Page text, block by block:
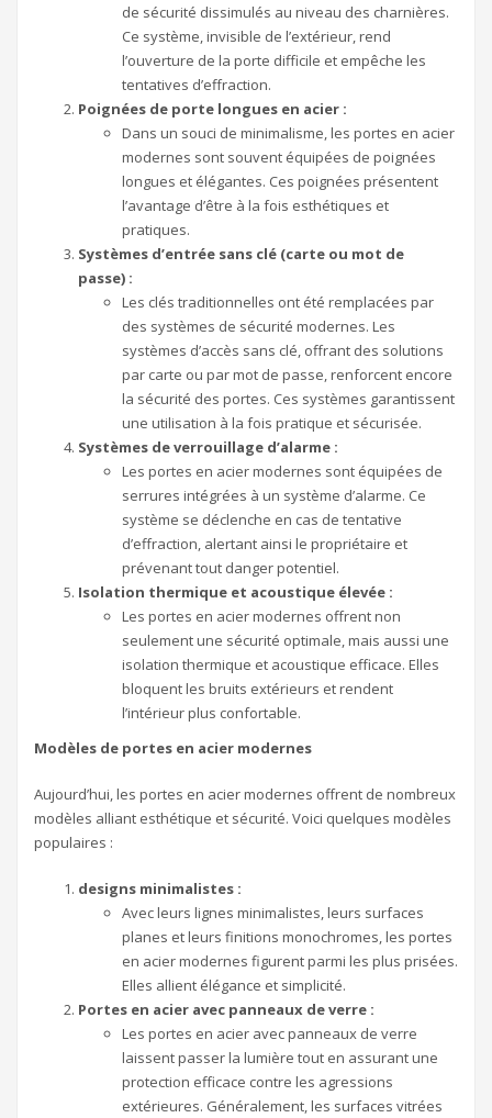
de sécurité dissimulés au niveau des charnières.
Ce système, invisible de l’extérieur, rend
l’ouverture de la porte difficile et empêche les
tentatives d’effraction.
Poignées de porte longues en acier :
Dans un souci de minimalisme, les portes en acier
modernes sont souvent équipées de poignées
longues et élégantes. Ces poignées présentent
l’avantage d’être à la fois esthétiques et
pratiques.
Systèmes d’entrée sans clé (carte ou mot de
passe) :
Les clés traditionnelles ont été remplacées par
des systèmes de sécurité modernes. Les
systèmes d’accès sans clé, offrant des solutions
par carte ou par mot de passe, renforcent encore
la sécurité des portes. Ces systèmes garantissent
une utilisation à la fois pratique et sécurisée.
Systèmes de verrouillage d’alarme :
Les portes en acier modernes sont équipées de
serrures intégrées à un système d’alarme. Ce
système se déclenche en cas de tentative
d’effraction, alertant ainsi le propriétaire et
prévenant tout danger potentiel.
Isolation thermique et acoustique élevée :
Les portes en acier modernes offrent non
seulement une sécurité optimale, mais aussi une
isolation thermique et acoustique efficace. Elles
bloquent les bruits extérieurs et rendent
l’intérieur plus confortable.
Modèles de portes en acier modernes
Aujourd’hui, les portes en acier modernes offrent de nombreux
modèles alliant esthétique et sécurité. Voici quelques modèles
populaires :
designs minimalistes :
Avec leurs lignes minimalistes, leurs surfaces
planes et leurs finitions monochromes, les portes
en acier modernes figurent parmi les plus prisées.
Elles allient élégance et simplicité.
Portes en acier avec panneaux de verre :
Les portes en acier avec panneaux de verre
laissent passer la lumière tout en assurant une
protection efficace contre les agressions
extérieures. Généralement, les surfaces vitrées